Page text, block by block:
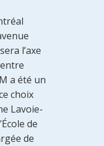
l’axe
a été un
choix
Lavoie-
de
de